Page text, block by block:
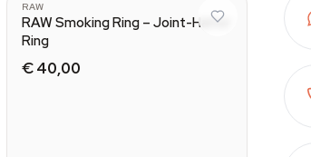
RAW
RAW Smoking Ring – Joint-Halter
Ring
€ 40,00